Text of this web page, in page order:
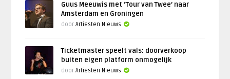
Guus Meeuwis met ‘Tour van Twee’ naar
Amsterdam en Groningen
doorArtiesten Nieuws
Ticketmaster speelt vals: doorverkoop
buiten eigen platform onmogelijk
doorArtiesten Nieuws